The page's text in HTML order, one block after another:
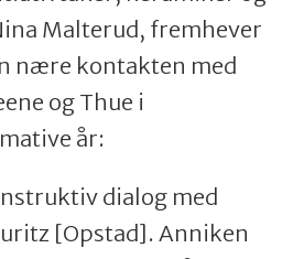
Malterud, fremhever
nære kontakten med
og Thue i
år:
dialog med
[Opstad]. Anniken